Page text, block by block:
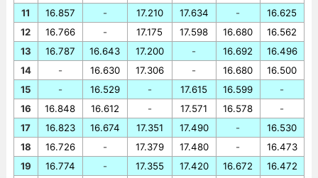
11
12
13
14
15
16
17
18
19
16.857
16.766
16.787
-
-
16.848
16.823
16.726
16.774
-
-
16.643
16.630
16.529
16.612
16.674
-
-
17.210
17.175
17.200
17.306
-
-
17.351
17.379
17.355
17.634
17.598
-
-
17.615
17.571
17.490
17.480
17.420
-
16.680
16.692
16.680
16.599
16.578
-
-
16.672
16.625
16.562
16.496
16.500
-
-
16.530
16.473
16.472